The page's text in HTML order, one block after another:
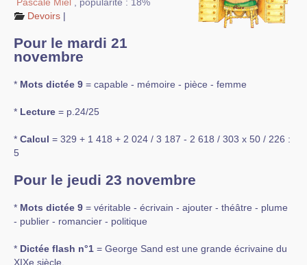
Devoirs |
Pour le mardi 21
novembre
* Mots dictée 9 = capable - mémoire - pièce - femme
* Lecture = p.24/25
* Calcul = 329 + 1 418 + 2 024 / 3 187 - 2 618 / 303 x 50 / 226 :
5
Pour le jeudi 23 novembre
* Mots dictée 9 = véritable - écrivain - ajouter - théâtre - plume
- publier - romancier - politique
* Dictée flash n°1 = George Sand est une grande écrivaine du
XIXe siècle.